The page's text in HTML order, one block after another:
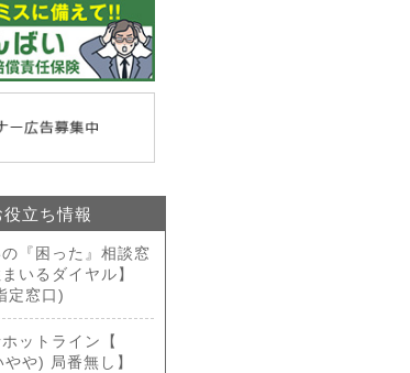
役立ち情報
『困った』相談窓
いるダイヤル】
定窓口)
ットライン【
や) 局番無し】